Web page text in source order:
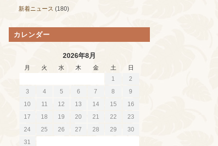
新着ニュース (180)
カレンダー
2026年8月
月 火 水 木 金 土
日
1
2
3
4 5 6 7 8
9
10
11 12 13 14 15
16
17
18 19 20 21 22
23
24
25 26 27 28 29
30
31